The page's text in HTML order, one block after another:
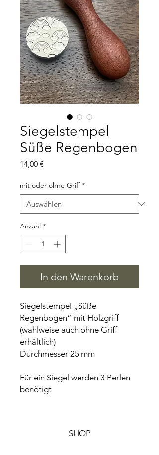
Siegelstempel
Süße Regenbogen
14,00 €
mit oder ohne Griff *
Anzahl *
In den Warenkorb
Siegelstempel „Süße
Regenbogen“ mit Holzgriff
(wahlweise auch ohne Griff
erhältlich)
Durchmesser 25 mm
Für ein Siegel werden 3 Perlen
benötigt
SHOP